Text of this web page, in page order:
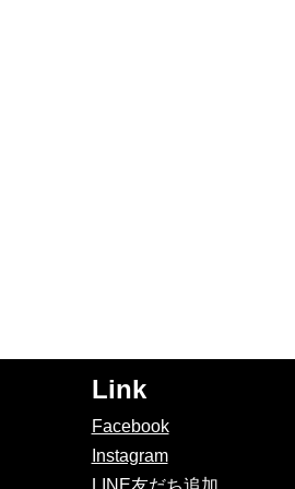
Link
Facebook
Instagram
LINE友だち追加